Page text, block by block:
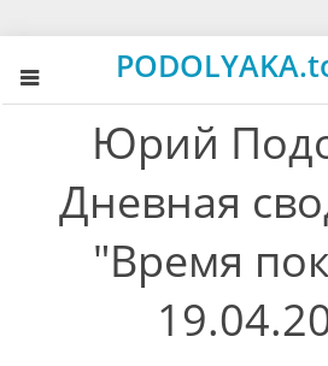
Юрий
Дневная
"Время